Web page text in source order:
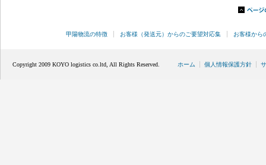
甲陽物流の特徴 お客様（発送元）からのご要望対応集 お客様から
Copyright 2009 KOYO logistics co.ltd, All Rights Reserved. ホーム 個人情報保護方針